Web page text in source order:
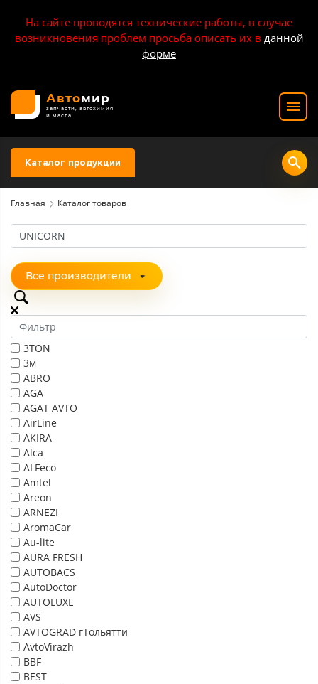
На сайте проводятся технические работы, в случае
возникновения проблем просьба описать их в данной
форме
Автомир
запчасти, автохимия
и масла
Каталог продукции
Главная Каталог товаров
Все производители
3TON
3м
ABRO
AGA
AGAT AVTO
AirLine
AKIRA
Alca
ALFeco
Amtel
Areon
ARNEZI
AromaCar
Au-lite
AURA FRESH
AUTOBACS
AutoDoctor
AUTOLUXE
AVS
AVTOGRAD гТольятти
AvtoVirazh
BBF
BEST